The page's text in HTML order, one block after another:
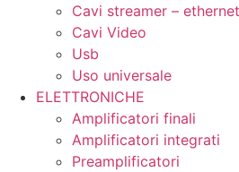
Cavi streamer – ethernet
Cavi Video
Usb
Uso universale
ELETTRONICHE
Amplificatori finali
Amplificatori integrati
Preamplificatori